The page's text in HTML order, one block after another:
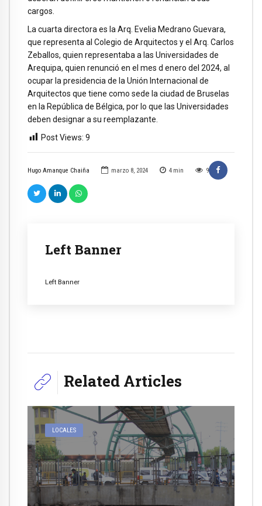
Hugo Amanque Chaiña marzo 8, 2024 4 min 9
Left Banner
Left Banner
cargos.
La cuarta directora es la Arq. Evelia Medrano Guevara,
que representa al Colegio de Arquitectos y el Arq. Carlos
Zeballos, quien representaba a las Universidades de
Arequipa, quien renunció en el mes d enero del 2024, al
ocupar la presidencia de la Unión Internacional de
Arquitectos que tiene como sede la ciudad de Bruselas
en la República de Bélgica, por lo que las Universidades
deben designar a su reemplazante.
Post Views: 9
Related Articles
LOCALES